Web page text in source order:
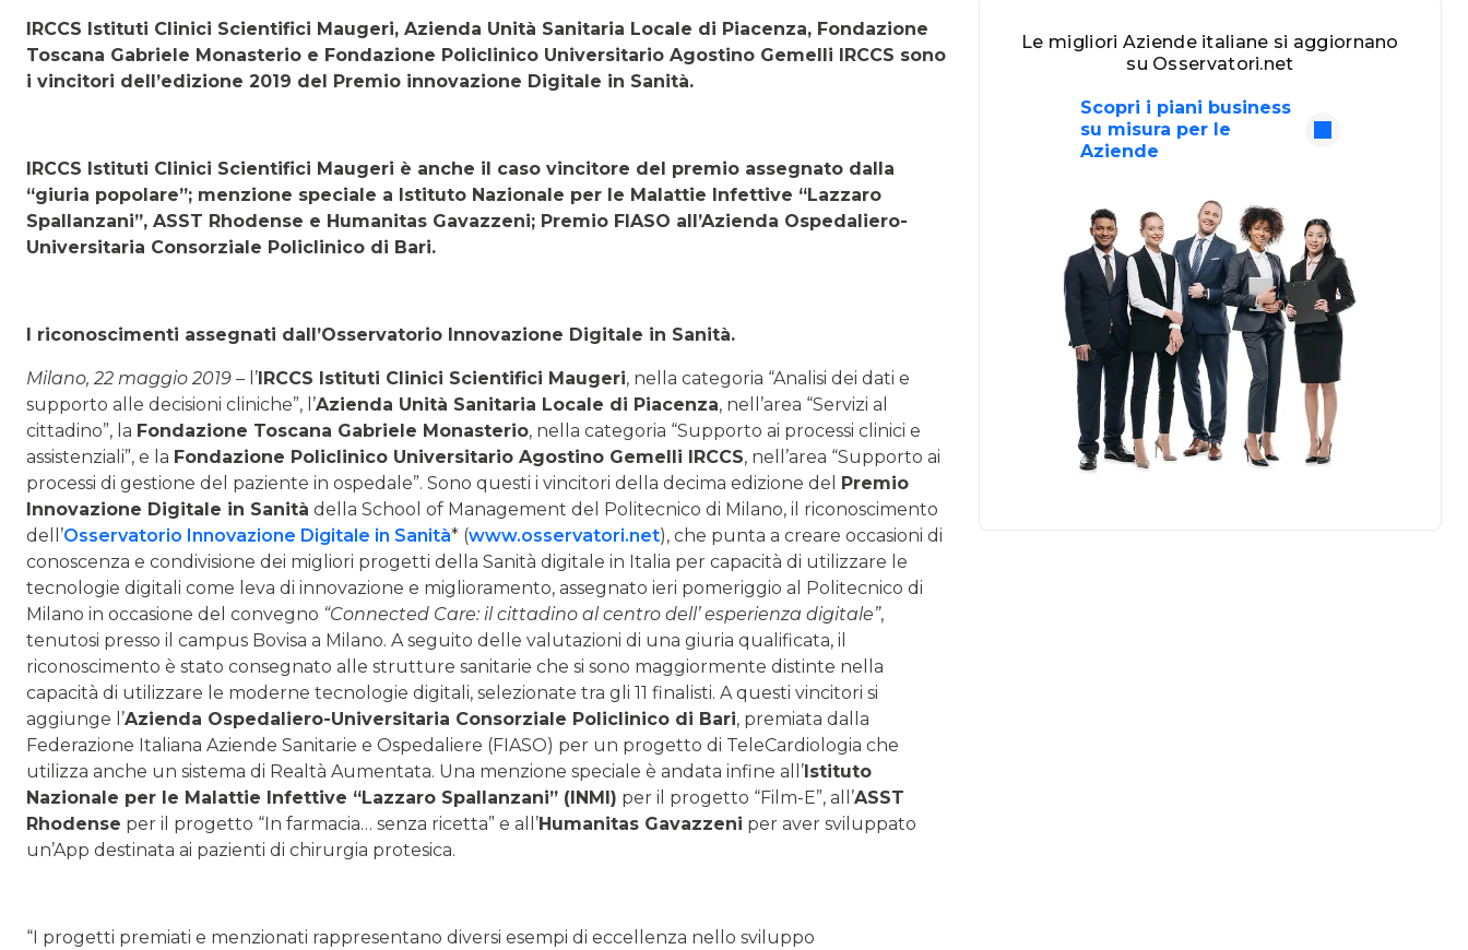
IRCCS Istituti Clinici Scientifici Maugeri, Azienda Unità Sanitaria Locale di Piacenza, Fondazione
Toscana Gabriele Monasterio e Fondazione Policlinico Universitario Agostino Gemelli IRCCS sono
i vincitori dell’edizione 2019 del Premio innovazione Digitale in Sanità.
IRCCS Istituti Clinici Scientifici Maugeri è anche il caso vincitore del premio assegnato dalla
“giuria popolare”; menzione speciale a Istituto Nazionale per le Malattie Infettive “Lazzaro
Spallanzani”, ASST Rhodense e Humanitas Gavazzeni; Premio FIASO all’Azienda Ospedaliero-
Universitaria Consorziale Policlinico di Bari.
I riconoscimenti assegnati dall’Osservatorio Innovazione Digitale in Sanità.
Milano, 22 maggio 2019 – l’IRCCS Istituti Clinici Scientifici Maugeri, nella categoria “Analisi dei dati e
supporto alle decisioni cliniche”, l’Azienda Unità Sanitaria Locale di Piacenza, nell’area “Servizi al
cittadino”, la Fondazione Toscana Gabriele Monasterio, nella categoria “Supporto ai processi clinici e
assistenziali”, e la Fondazione Policlinico Universitario Agostino Gemelli IRCCS, nell’area “Supporto ai
processi di gestione del paziente in ospedale”. Sono questi i vincitori della decima edizione del Premio
Innovazione Digitale in Sanità della School of Management del Politecnico di Milano, il riconoscimento
dell’Osservatorio Innovazione Digitale in Sanità* (www.osservatori.net), che punta a creare occasioni di
conoscenza e condivisione dei migliori progetti della Sanità digitale in Italia per capacità di utilizzare le
tecnologie digitali come leva di innovazione e miglioramento, assegnato ieri pomeriggio al Politecnico di
Milano in occasione del convegno “Connected Care: il cittadino al centro dell’ esperienza digitale”,
tenutosi presso il campus Bovisa a Milano. A seguito delle valutazioni di una giuria qualificata, il
riconoscimento è stato consegnato alle strutture sanitarie che si sono maggiormente distinte nella
capacità di utilizzare le moderne tecnologie digitali, selezionate tra gli 11 finalisti. A questi vincitori si
aggiunge l’Azienda Ospedaliero-Universitaria Consorziale Policlinico di Bari, premiata dalla
Federazione Italiana Aziende Sanitarie e Ospedaliere (FIASO) per un progetto di TeleCardiologia che
utilizza anche un sistema di Realtà Aumentata. Una menzione speciale è andata infine all’Istituto
Nazionale per le Malattie Infettive “Lazzaro Spallanzani” (INMI) per il progetto “Film-E”, all’ASST
Rhodense per il progetto “In farmacia… senza ricetta” e all’Humanitas Gavazzeni per aver sviluppato
un’App destinata ai pazienti di chirurgia protesica.
“I progetti premiati e menzionati rappresentano diversi esempi di eccellenza nello sviluppo
Le migliori Aziende italiane si aggiornano
su Osservatori.net
Scopri i piani business
su misura per le
Aziende